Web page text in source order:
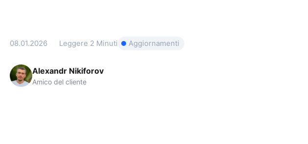
Consente la
dal tuo sito web sui
L'IA aiuta i marketer
dalla generazione di
contenuto alla
08.01.2026 Leggere 2 Minuti Aggiornamenti
Alexandr Nikiforov
Amico del cliente